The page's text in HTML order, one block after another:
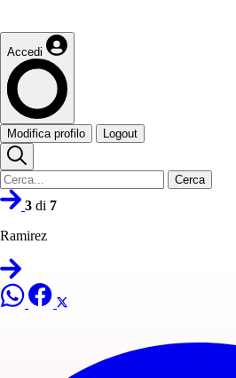
Accedi
Modifica profilo Logout
Cerca
3 di 7
Ramirez